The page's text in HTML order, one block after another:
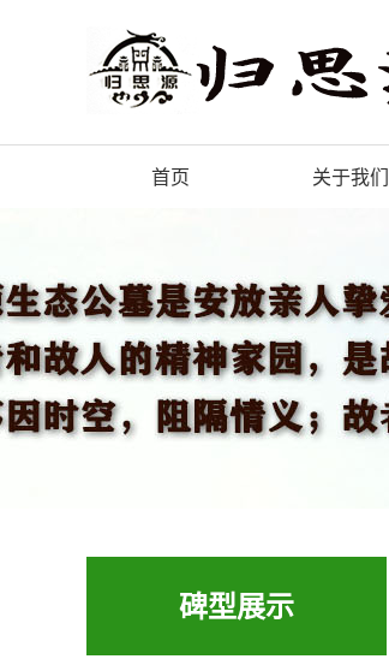
首页 关于我们
碑型展示